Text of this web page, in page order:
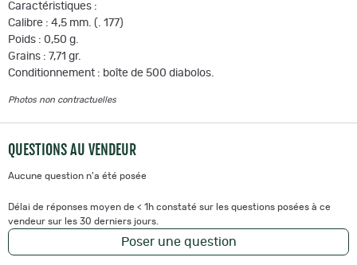
Caractéristiques :
Calibre : 4,5 mm. (. 177)
Poids : 0,50 g.
Grains : 7,71 gr.
Conditionnement : boîte de 500 diabolos.
Photos non contractuelles
QUESTIONS AU VENDEUR
Aucune question n'a été posée
Délai de réponses moyen de < 1h constaté sur les questions posées à ce
vendeur sur les 30 derniers jours.
Poser une question